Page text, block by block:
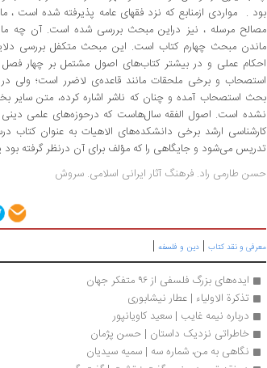
بود . مواردی ازمنابع که نزد فقهای عامه پذیرفته شده است ،
مصالح مرسله ، نیز دراین مبحث بررسی شده است. آن چه
ماندن مبحث چهارم کتاب است. این مبحث متکفل بررسی
احکام عملی و در بیشتر کتاب‌های اصول مشتمل بر چهار فصل
استصحاب و برخی ملحقات مانند قاعده‌ی لاضرر است؛ ولی
بحث استصحاب آمده و چنان که ناشر اشاره کرده، متن سایر
نشده است. اصول الفقه سال‌هاست که درحوزه‌های علمی دینی
کارشناسی ارشد برخی دانشکده‌های الاهیات به عنوان کتاب
تدریس می‌شود و جایگاهی را که مؤلف برای آن درنظر گرفته بود
حسن طارمی راد. فرهنگ آثار ایرانی اسلامی. سروش
معرفی و نقد کتاب | دین و فلسفه |
ایده‌های بزرگ فلسفی از ۹۶ متفکر جهان
تذکرة الاولیاء | عطار نیشابوری
درباره نیمه غایب | سعید کاویانپور
خاطراتی نزدیک داستان | حسن پژمان
نگاهی به من، شماره سه | سمیه سیدیان